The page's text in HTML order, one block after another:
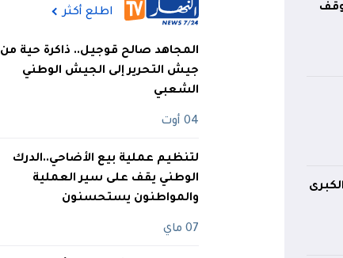
اطلع أكثر
المجاهد صالح قوجيل.. ذاكرة حية من
جيش التحرير إلى الجيش الوطني
الشعبي
04 أوت
لتنظيم عملية بيع الأضاحي..الدرك
الوطني يقف على سير العملية
والمواطنون يستحسنون
07 ماي